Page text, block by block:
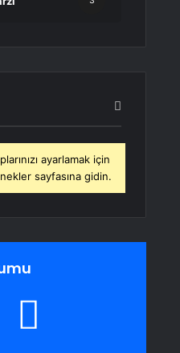
ayarlamak için
sayfasına gidin.